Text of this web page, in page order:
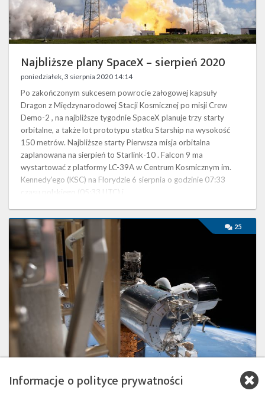
Najbliższe plany SpaceX – sierpień 2020
poniedziałek, 3 sierpnia 2020 14:14
Po zakończonym sukcesem powrocie załogowej kapsuły
Dragon z Międzynarodowej Stacji Kosmicznej po misji Crew
Demo-2 , na najbliższe tygodnie SpaceX planuje trzy starty
orbitalne, a także lot prototypu statku Starship na wysokość
150 metrów. Najbliższe starty Pierwsza misja orbitalna
zaplanowana na sierpień to Starlink-10 . Falcon 9 ma
wystartować z platformy LC-39A w Centrum Kosmicznym im.
Kennedy’ego (KSC) na Florydzie 6 sierpnia o godzinie 07:33
czasu polskiego (05:33 UTC) i …
Najbliższe
plany
SpaceX
lipiec
2020
25
Informacje o polityce prywatności